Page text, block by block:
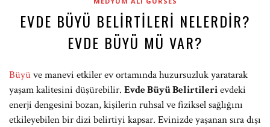
EVDE BÜYÜ BELIRTILERI NELERDIR?
EVDE BÜYÜ MÜ VAR?
Büyüve manevi etkiler ev ortamında huzursuzluk yaratarak
yaşam kalitesini düşürebilir. Evde Büyü Belirtilerievdeki
enerji dengesini bozan, kişilerin ruhsal ve fiziksel sağlığını
etkileyebilen bir dizi belirtiyi kapsar. Evinizde yaşanan sıra dışı